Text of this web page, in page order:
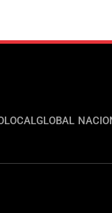
LOCALGLOBAL